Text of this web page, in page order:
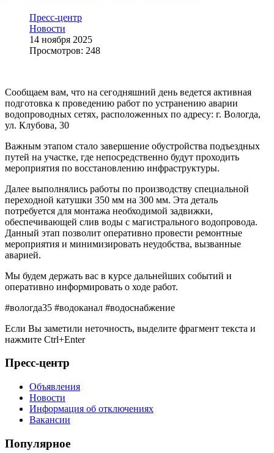
Пресс-центр
Новости
14 ноября 2025
Просмотров: 248
Сообщаем вам, что на сегодняшний день ведется активная
подготовка к проведению работ по устранению аварии
водопроводных сетях, расположенных по адресу: г. Вологда,
ул. Клубова, 30
Важным этапом стало завершение обустройства подъездных
путей на участке, где непосредственно будут проходить
мероприятия по восстановлению инфраструктуры.
Далее выполнялись работы по производству специальной
переходной катушки 350 мм на 300 мм. Эта деталь
потребуется для монтажа необходимой задвижки,
обеспечивающей слив воды с магистрального водопровода.
Данный этап позволит оперативно провести ремонтные
мероприятия и минимизировать неудобства, вызванные
аварией.
Мы будем держать вас в курсе дальнейших событий и
оперативно информировать о ходе работ.
#вологда35 #водоканал #водоснабжение
Если Вы заметили неточность, выделите фрагмент текста и
нажмите Ctrl+Enter
Пресс-центр
Объявления
Новости
Информация об отключениях
Вакансии
Популярное